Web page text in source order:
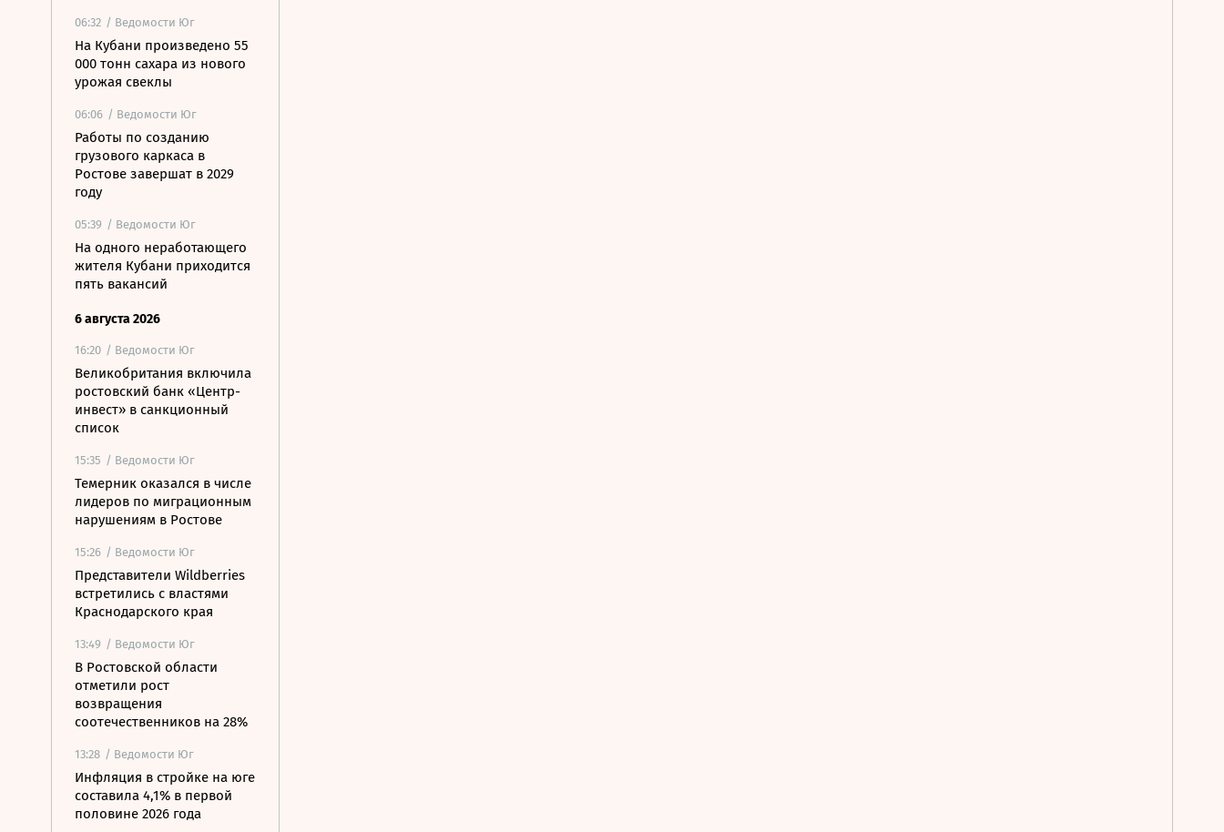
06:32 / Ведомости Юг
На Кубани произведено 55
000 тонн сахара из нового
урожая свеклы
06:06 / Ведомости Юг
Работы по созданию
грузового каркаса в
Ростове завершат в 2029
году
05:39 / Ведомости Юг
На одного неработающего
жителя Кубани приходится
пять вакансий
6 августа 2026
16:20 / Ведомости Юг
Великобритания включила
ростовский банк «Центр-
инвест» в санкционный
список
15:35 / Ведомости Юг
Темерник оказался в числе
лидеров по миграционным
нарушениям в Ростове
15:26 / Ведомости Юг
Представители Wildberries
встретились с властями
Краснодарского края
13:49 / Ведомости Юг
В Ростовской области
отметили рост
возвращения
соотечественников на 28%
13:28 / Ведомости Юг
Инфляция в стройке на юге
составила 4,1% в первой
половине 2026 года